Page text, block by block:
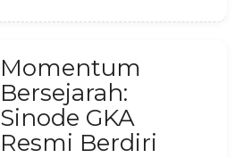
Momentum
Bersejarah:
Sinode GKA
Resmi Berdiri